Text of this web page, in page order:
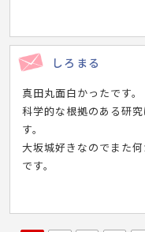
しろまる
真田丸面白かったです。
科学的な根拠のある研
す。
大坂城好きなのでまた
です。